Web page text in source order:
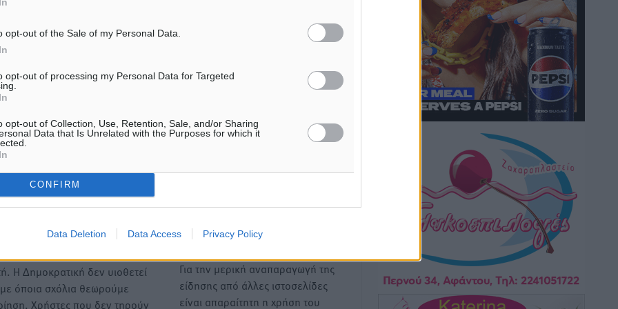
opt-out of the Sale of my Personal Data.
opt-out of processing my Personal Data for Targeted
opt-out of Collection, Use, Retention, Sale, and/or Sharing
Data that Is Unrelated with the Purposes for which it
CONFIRM
Data Deletion Data Access Privacy Policy
ΕΠΙΣΗΣ
ΕΙΔΉΣΕΙΣ
Επιμελητήριο Δωδεκανήσου
ο Πρέσβης της Βραζιλίας
· 17:58
ΤΟΠΙΚΈΣ ΕΙΔΉΣΕΙΣ
To δημογραφικό πρόβλημα στα
της HOPEgenesis
Η Δημοκρατική δεν υιοθετεί
όποια σχόλια θεωρούμε
Χρήστες που δεν τηρούν
Υπενθύμιση:
Για την μερική αναπαραγωγή της
είδησης από άλλες ιστοσελίδες
είναι απαραίτητη η χρήση του
Κικίλιας: Μειώθηκαν κατά 34% οι
μεταναστευτικές ροές στα θαλάσσια
σύνορα
• πριν 11 ώρες
Κως: Γερμανός τουρίστας κέρδισε
αποζημίωση 900 ευρώ επειδή δεν
βρήκε ξαπλώστρες στις οικογενειακές
διακοπές του
Τοπικές Ειδήσεις• πριν 12 ώρες
Ο γεωεντοπισμός μέσω 112 «έσωσε»
Τοπικές Ειδήσεις• πριν 12 ώρες
Σύμη: Ανασύρθηκε σορός άνδρα –